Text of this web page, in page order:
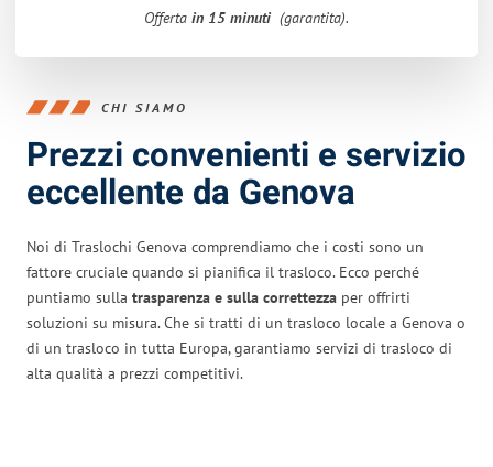
Offerta in 15 minuti (garantita).
CHI SIAMO
Prezzi convenienti e servizio
eccellente da Genova
Noi di Traslochi Genova comprendiamo che i costi sono un
fattore cruciale quando si pianifica il trasloco. Ecco perché
puntiamo sulla trasparenza e sulla correttezza per offrirti
soluzioni su misura. Che si tratti di un trasloco locale a Genova o
di un trasloco in tutta Europa, garantiamo servizi di trasloco di
alta qualità a prezzi competitivi.